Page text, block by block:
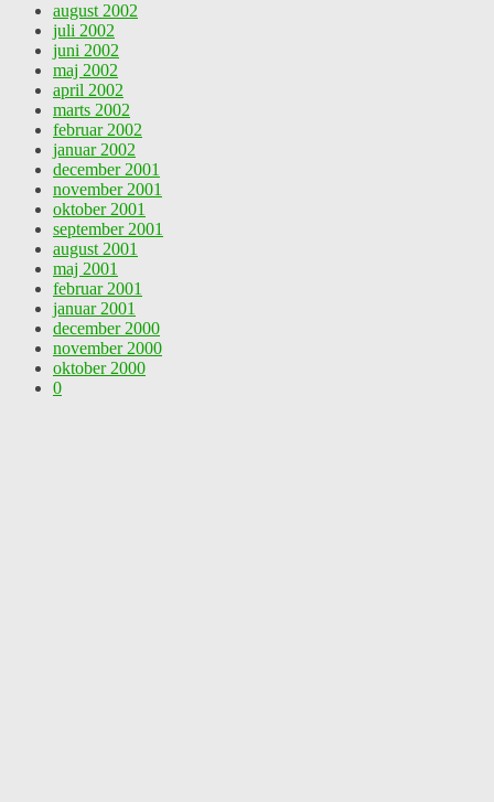
august 2002
juli 2002
juni 2002
maj 2002
april 2002
marts 2002
februar 2002
januar 2002
december 2001
november 2001
oktober 2001
september 2001
august 2001
maj 2001
februar 2001
januar 2001
december 2000
november 2000
oktober 2000
0